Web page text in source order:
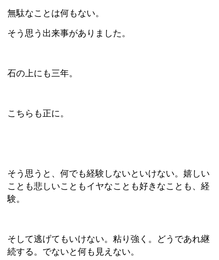
無駄なことは何もない。
そう思う出来事がありました。
石の上にも三年。
こちらも正に。
そう思うと、何でも経験しないといけない。嬉しい
ことも悲しいこともイヤなことも好きなことも、経
験。
そして逃げてもいけない。粘り強く。どうであれ継
続する。でないと何も見えない。